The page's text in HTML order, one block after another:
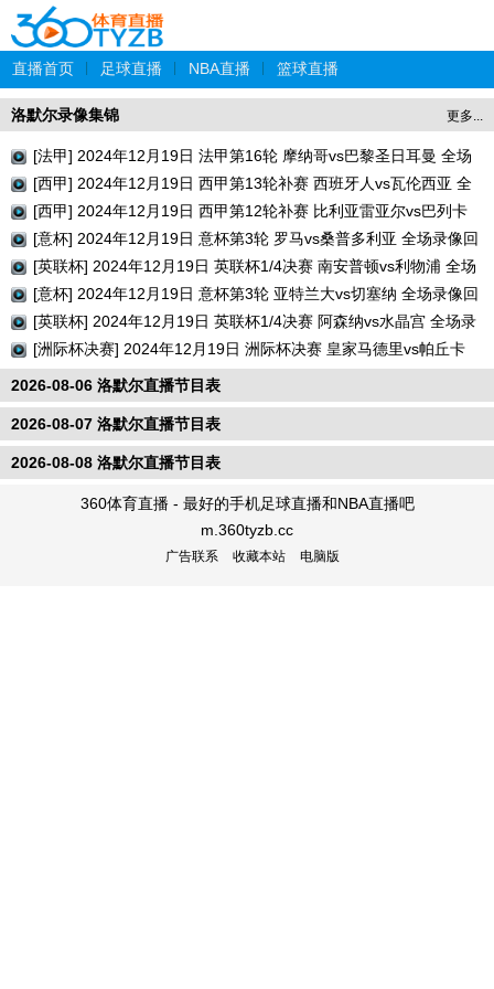
直播首页 足球直播 NBA直播 篮球直播
更多...
洛默尔录像集锦
[法甲] 2024年12月19日 法甲第16轮 摩纳哥vs巴黎圣日耳曼 全场
录像回放
[西甲] 2024年12月19日 西甲第13轮补赛 西班牙人vs瓦伦西亚 全
场录像回放
[西甲] 2024年12月19日 西甲第12轮补赛 比利亚雷亚尔vs巴列卡
诺 全场录像回放
[意杯] 2024年12月19日 意杯第3轮 罗马vs桑普多利亚 全场录像回
放
[英联杯] 2024年12月19日 英联杯1/4决赛 南安普顿vs利物浦 全场
录像回放
[意杯] 2024年12月19日 意杯第3轮 亚特兰大vs切塞纳 全场录像回
放
[英联杯] 2024年12月19日 英联杯1/4决赛 阿森纳vs水晶宫 全场录
像回放
[洲际杯决赛] 2024年12月19日 洲际杯决赛 皇家马德里vs帕丘卡
全场录像回放
2026-08-06 洛默尔直播节目表
2026-08-07 洛默尔直播节目表
2026-08-08 洛默尔直播节目表
360体育直播 - 最好的手机足球直播和NBA直播吧
m.360tyzb.cc
广告联系 收藏本站 电脑版